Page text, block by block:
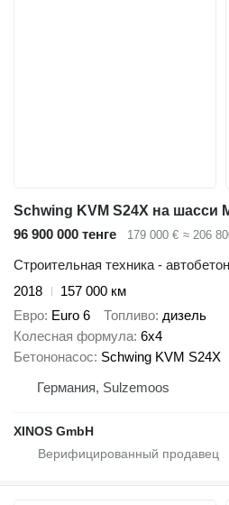
Schwing KVM S24X на шасси
96 900 000 тенге
179 000 € ≈ 206
Строительная техника -
2018
157 000 км
Евро Euro 6 Топливо дизель
Колесная формула 6x4
Бетононасос Schwing KVM S24X
Германия, Sulzemoos
XINOS GmbH